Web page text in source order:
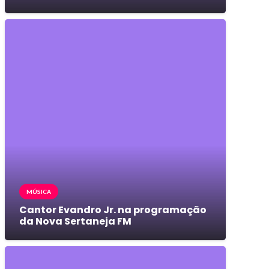
MÚSICA
Cantor Evandro Jr. na programação
da Nova Sertaneja FM